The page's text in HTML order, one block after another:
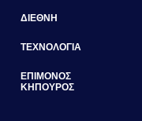
ΔΙΕΘΝΗ
ΤΕΧΝΟΛΟΓΙΑ
ΕΠΙΜΟΝΟΣ
ΚΗΠΟΥΡΟΣ